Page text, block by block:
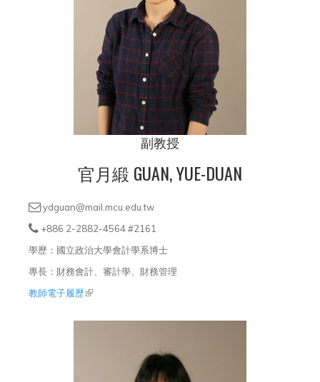
副教授
官月緞 GUAN, YUE-DUAN
ydguan@mail.mcu.edu.tw
+886 2-2882-4564 #2161
學歷：國立政治大學會計學系博士
專長：財務會計、審計學、財務管理
教師電子履歷(link is external)